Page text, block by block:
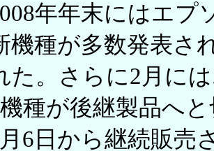
年年末にはエプ
機種が多数発表さ
た。さらに2月に
種が後継製品へ
6日から継続販売